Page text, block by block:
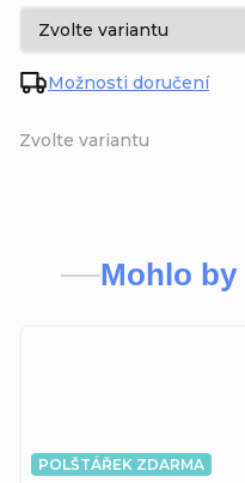
Zvolte variantu
Možnosti doručení
Mohlo by
POLŠTÁŘEK ZDARMA